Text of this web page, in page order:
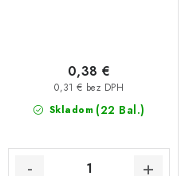
Skladom (22 Bal.)
0,31 € bez DPH
0,38 €